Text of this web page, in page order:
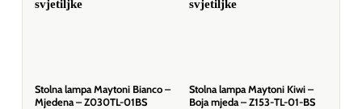
Stolna lampa Maytoni Bianco –
Mjedena – Z030TL-01BS
Stolna lampa Maytoni Kiwi –
Boja mjeda – Z153-TL-01-BS